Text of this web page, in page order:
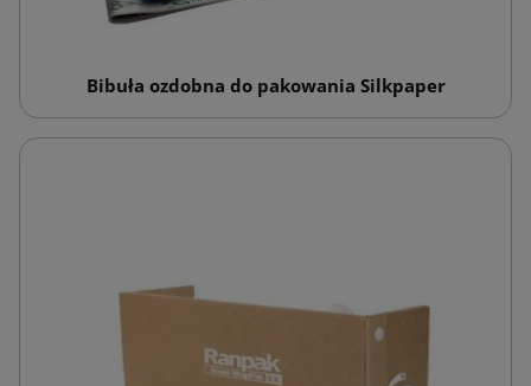
Bibuła ozdobna do pakowania Silkpaper